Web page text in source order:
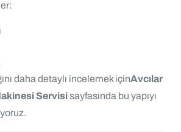
daha detaylı incelemek içinAvcılar
Servisisayfasında bu yapıyı